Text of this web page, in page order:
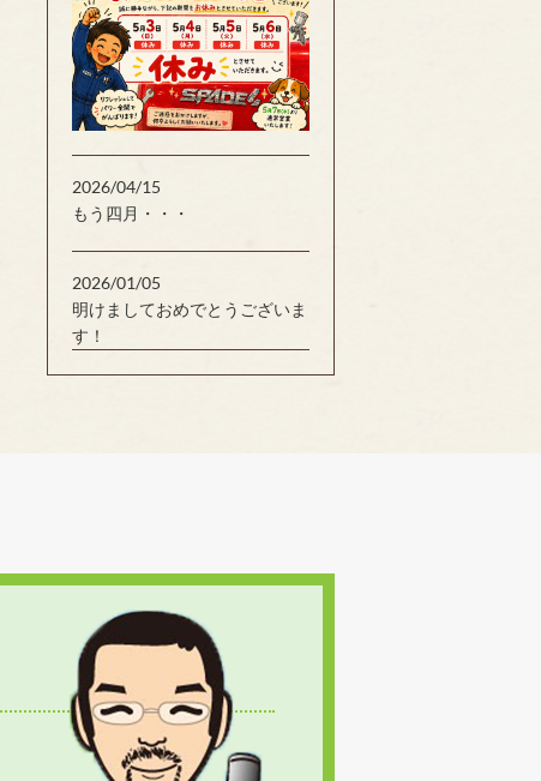
2026/04/15
もう四月・・・
2026/01/05
明けましておめでとうございま
す！